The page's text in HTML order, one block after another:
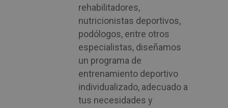
rehabilitadores,
nutricionistas deportivos,
podólogos, entre otros
especialistas, diseñamos
un programa de
entrenamiento deportivo
individualizado, adecuado a
tus necesidades y